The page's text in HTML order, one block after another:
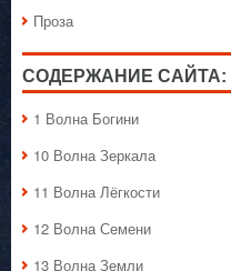
Проза
СОДЕРЖАНИЕ САЙТА:
1 Волна Богини
10 Волна Зеркала
11 Волна Лёгкости
12 Волна Семени
13 Волна Земли